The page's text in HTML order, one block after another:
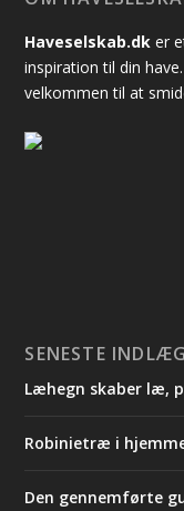
Haveselskab.dk er
inspiration til din
velkommen til at
SENESTE INDLÆG
Læhegn skaber læ,
Robinietræ i
Den gennemførte